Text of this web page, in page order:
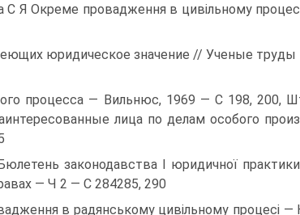
Я Окреме провадження в цивільному
юридическое значение // Ученые
процесса — Вильнюс, 1969 — С 198, 200,
лица по делам особого
законодавства І юридичної
— Ч 2 — С 284285, 290
в радянському цивільному процесі —